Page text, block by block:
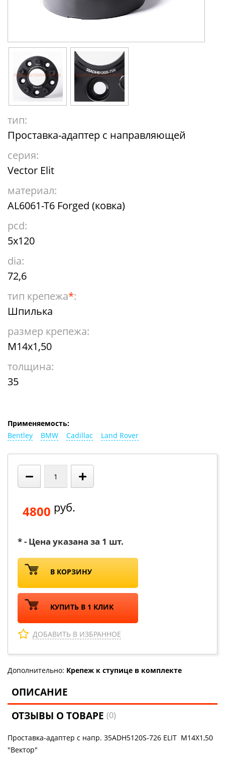
тип:
Проставка-адаптер с направляющей
серия:
Vector Elit
материал:
AL6061-T6 Forged (ковка)
pcd:
5x120
dia:
72,6
тип крепежа*:
Шпилька
размер крепежа:
М14х1,50
толщина:
35
Применяемость:
Bentley
BMW Cadillac Land Rover
− +
4800 руб.
* - Цена указана за 1 шт.
В КОРЗИНУ
КУПИТЬ В 1 КЛИК
ДОБАВИТЬ В ИЗБРАННОЕ
Дополнительно: Крепеж к ступице в комплекте
ОПИСАНИЕ
ОТЗЫВЫ О ТОВАРЕ(0)
Проставка-адаптер с напр. 35ADH5120S-726 ELIT M14X1,50
"Вектор"